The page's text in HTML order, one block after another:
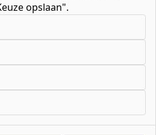
wachtlijst
Sociaal
opslaan".